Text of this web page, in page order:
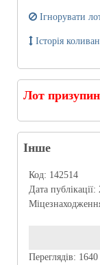
Ігнорувати
Історія
Лот
Інше
Код: 142514
Дата публікації:
Переглядів: 1640